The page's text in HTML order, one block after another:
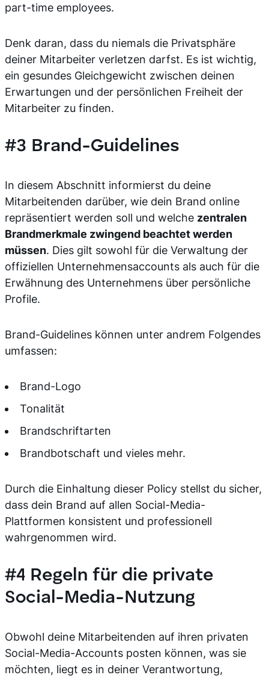
part-time employees.
Denk daran, dass du niemals die Privatsphäre
deiner Mitarbeiter verletzen darfst. Es ist wichtig,
ein gesundes Gleichgewicht zwischen deinen
Erwartungen und der persönlichen Freiheit der
Mitarbeiter zu finden.
#3 Brand-Guidelines
In diesem Abschnitt informierst du deine
Mitarbeitenden darüber, wie dein Brand online
repräsentiert werden soll und welche zentralen
Brandmerkmale zwingend beachtet werden
müssen. Dies gilt sowohl für die Verwaltung der
offiziellen Unternehmensaccounts als auch für die
Erwähnung des Unternehmens über persönliche
Profile.
Brand-Guidelines können unter andrem Folgendes
umfassen:
Brand-Logo
Tonalität
Brandschriftarten
Brandbotschaft und vieles mehr.
Durch die Einhaltung dieser Policy stellst du sicher,
dass dein Brand auf allen Social-Media-
Plattformen konsistent und professionell
wahrgenommen wird.
#4 Regeln für die private
Social-Media-Nutzung
Obwohl deine Mitarbeitenden auf ihren privaten
Social-Media-Accounts posten können, was sie
möchten, liegt es in deiner Verantwortung,